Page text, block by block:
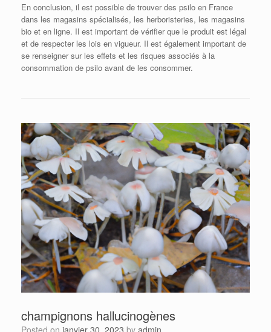
En conclusion, il est possible de trouver des psilo en France
dans les magasins spécialisés, les herboristeries, les magasins
bio et en ligne. Il est important de vérifier que le produit est légal
et de respecter les lois en vigueur. Il est également important de
se renseigner sur les effets et les risques associés à la
consommation de psilo avant de les consommer.
champignons hallucinogènes